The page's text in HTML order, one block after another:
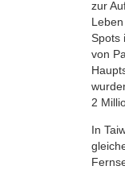
zur
Spots
von
2
In